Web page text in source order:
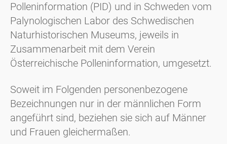
Polleninformation (PID) und in Schweden vom
Palynologischen Labor des Schwedischen
Naturhistorischen Museums, jeweils in
Zusammenarbeit mit dem Verein
Österreichische Polleninformation, umgesetzt.
Soweit im Folgenden personenbezogene
Bezeichnungen nur in der männlichen Form
angeführt sind, beziehen sie sich auf Männer
und Frauen gleichermaßen.